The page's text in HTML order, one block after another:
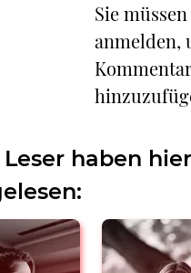
Sie
anmelden,
haben hier